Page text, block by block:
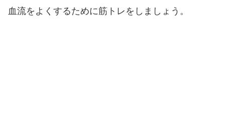
血流をよくするために筋トレをしましょう。